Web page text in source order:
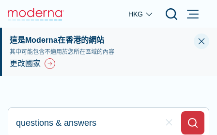
Skip to main content
HKG
這是Moderna在香港的網站
其中可能包含不適用於您所在區域的內容
更改國家
輸入並搜尋
Clear Field
Search